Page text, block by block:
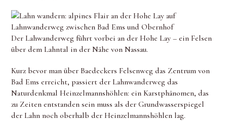
Der Lahwanderweg führt vorbei an der Hohe Lay – ein Felsen
über dem Lahntal in der Nähe von Nassau.
Kurz bevor man über Baedeckers Felsenweg das Zentrum von
Bad Ems erreicht, passiert der Lahnwanderweg das
Naturdenkmal Heinzelmannshöhlen: ein Karstphänomen, das
zu Zeiten entstanden sein muss als der Grundwasserspiegel
der Lahn noch oberhalb der Heinzelmannshöhlen lag.